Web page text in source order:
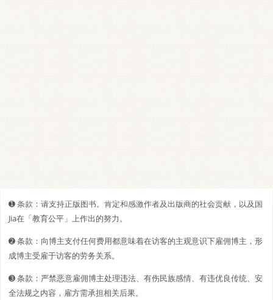
➊️ 条款：请支持正版图书。肯定和感激作者及出版商的社会贡献，以及国
Jia在「教育公平」上作出的努力。
➋️️ 条款：向博主支付任何费用都意味着在访客的主观意识下雇佣博主，形
成博主受雇于访客的劳务关系。
➌ 条款：严禁恶意雇佣博主处理违法、有伤民族感情、有违优良传统、安
全法规之内容，雇方需承担相关后果。